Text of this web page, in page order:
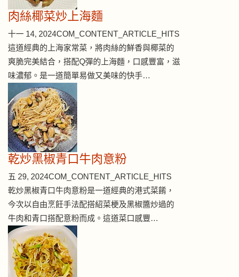
肉絲椰菜炒上海麵
十一 14, 2024COM_CONTENT_ARTICLE_HITS
這道經典的上海家常菜，將肉絲的鮮香與椰菜的
爽脆完美結合，搭配Q彈的上海麵，口感豐富，滋
味濃郁。是一道簡單易做又美味的快手…
乾炒黑椒青口牛肉意粉
五 29, 2024COM_CONTENT_ARTICLE_HITS
乾炒黑椒青口牛肉意粉是一道經典的港式菜餚，
今次以自由烹飪手法配搭紹菜梗及黑椒醬炒過的
牛肉和青口搭配意粉而成。這道菜口感豐…